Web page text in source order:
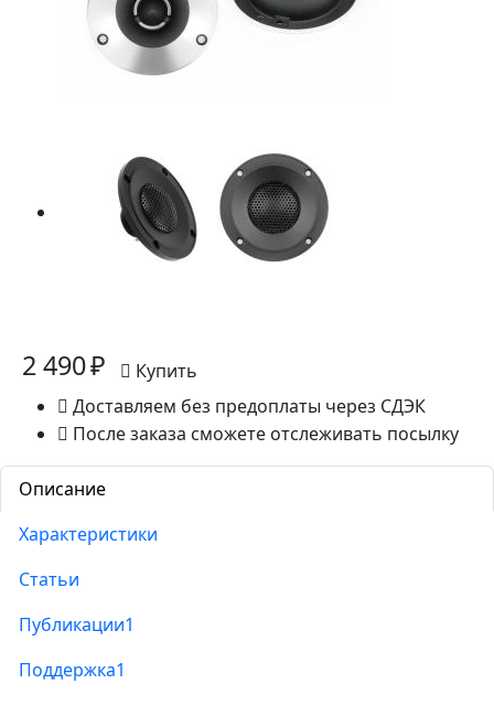
2 490 ₽
Купить
Доставляем без предоплаты через СДЭК
После заказа сможете отслеживать посылку
Описание
Характеристики
Статьи
Публикации1
Поддержка1